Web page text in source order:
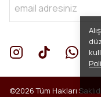
©2026 Tüm Hakları